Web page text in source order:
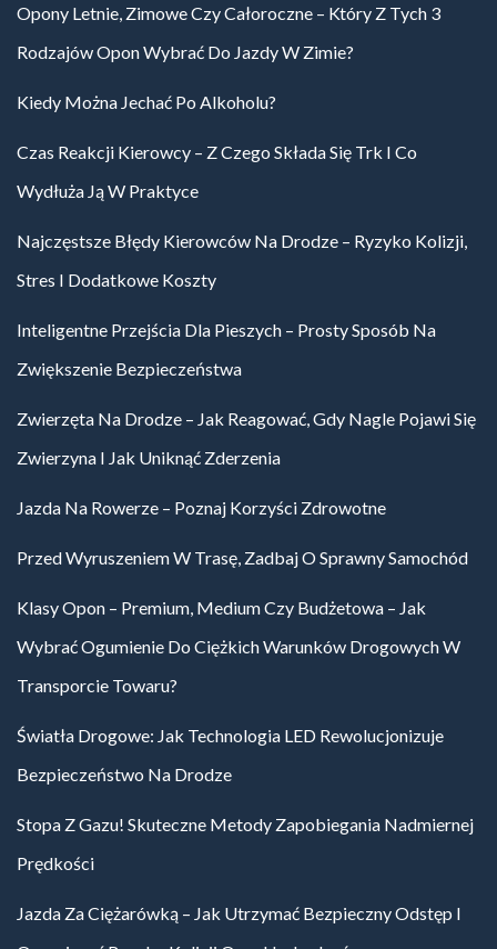
Opony Letnie, Zimowe Czy Całoroczne – Który Z Tych 3
Rodzajów Opon Wybrać Do Jazdy W Zimie?
Kiedy Można Jechać Po Alkoholu?
Czas Reakcji Kierowcy – Z Czego Składa Się Trk I Co
Wydłuża Ją W Praktyce
Najczęstsze Błędy Kierowców Na Drodze – Ryzyko Kolizji,
Stres I Dodatkowe Koszty
Inteligentne Przejścia Dla Pieszych – Prosty Sposób Na
Zwiększenie Bezpieczeństwa
Zwierzęta Na Drodze – Jak Reagować, Gdy Nagle Pojawi Się
Zwierzyna I Jak Uniknąć Zderzenia
Jazda Na Rowerze – Poznaj Korzyści Zdrowotne
Przed Wyruszeniem W Trasę, Zadbaj O Sprawny Samochód
Klasy Opon – Premium, Medium Czy Budżetowa – Jak
Wybrać Ogumienie Do Ciężkich Warunków Drogowych W
Transporcie Towaru?
Światła Drogowe: Jak Technologia LED Rewolucjonizuje
Bezpieczeństwo Na Drodze
Stopa Z Gazu! Skuteczne Metody Zapobiegania Nadmiernej
Prędkości
Jazda Za Ciężarówką – Jak Utrzymać Bezpieczny Odstęp I